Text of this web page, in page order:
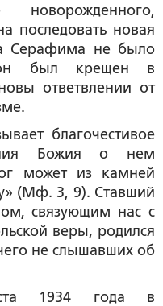
новорожденного,
последовать новая
Серафима не было
он был крещен в
ответвлении от
благочестивое
Божия о нем
может из камней
(Мф. 3, 9). Ставший
связующим нас с
веры, родился
не слышавших об
1934 года в